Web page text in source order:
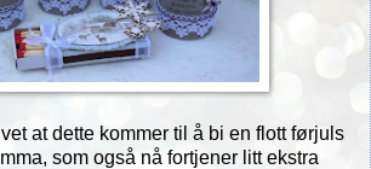
at dette kommer til å bi en flott førjuls
som også nå fortjener litt ekstra